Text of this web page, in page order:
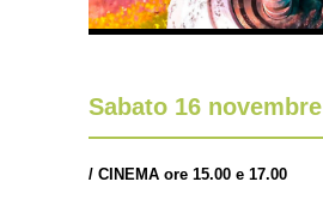
Sabato 16 novembre
/ CINEMA ore 15.00 e 17.00